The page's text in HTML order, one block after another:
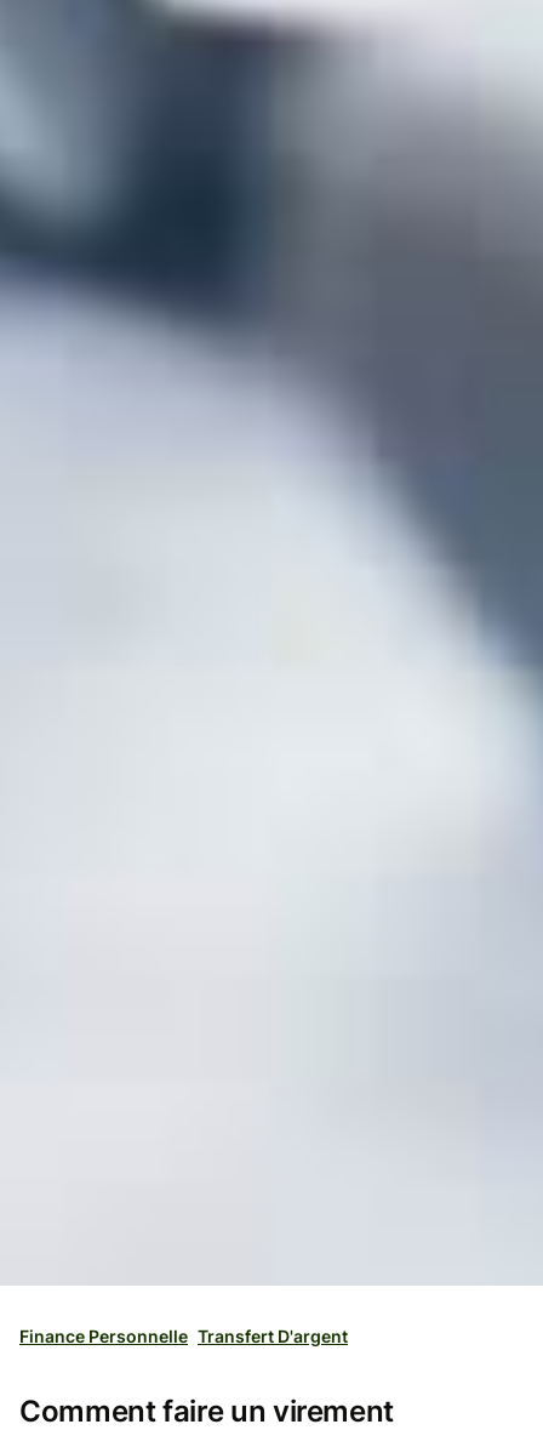
Finance Personnelle Transfert D'argent
Comment faire un virement